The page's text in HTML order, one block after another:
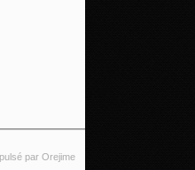
par Orejime